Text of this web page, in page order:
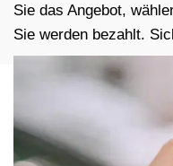
Sie das Angebot,
Sie werden bezahlt.